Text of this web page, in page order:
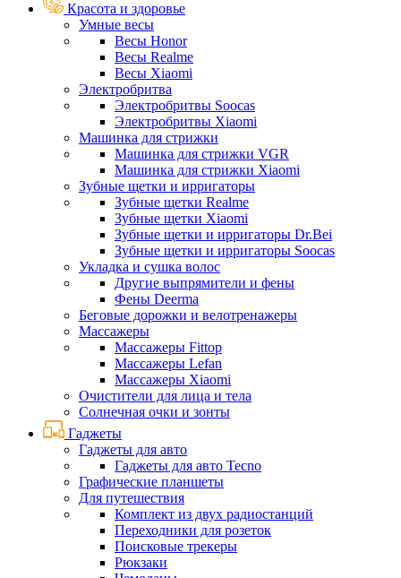
Красота и здоровье
Умные весы
Весы Honor
Весы Realme
Весы Xiaomi
Электробритва
Электробритвы Soocas
Электробритвы Xiaomi
Машинка для стрижки
Машинка для стрижки VGR
Машинка для стрижки Xiaomi
Зубные щетки и ирригаторы
Зубные щетки Realme
Зубные щетки Xiaomi
Зубные щетки и ирригаторы Dr.Bei
Зубные щетки и ирригаторы Soocas
Укладка и сушка волос
Другие выпрямители и фены
Фены Deerma
Беговые дорожки и велотренажеры
Массажеры
Массажеры Fittop
Массажеры Lefan
Массажеры Xiaomi
Очистители для лица и тела
Солнечная очки и зонты
Гаджеты
Гаджеты для авто
Гаджеты для авто Tecno
Графические планшеты
Для путешествия
Комплект из двух радиостанций
Переходники для розеток
Поисковые трекеры
Рюкзаки